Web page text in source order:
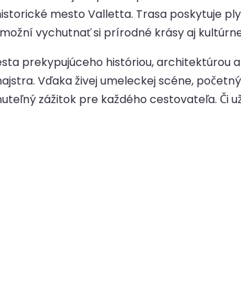
mesto Valletta. Trasa poskytuje
vychutnať si prírodné krásy aj
prekypujúceho históriou, architektúrou
Vďaka živej umeleckej scéne,
zážitok pre každého cestovateľa. Či